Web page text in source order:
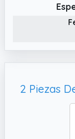
✔️ Diseñado
sudoración,
íntima. Una
día.
✔️ Qué
la
la zona